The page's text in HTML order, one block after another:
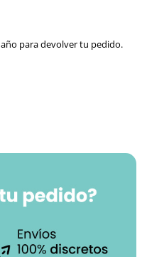
para devolver tu pedido.